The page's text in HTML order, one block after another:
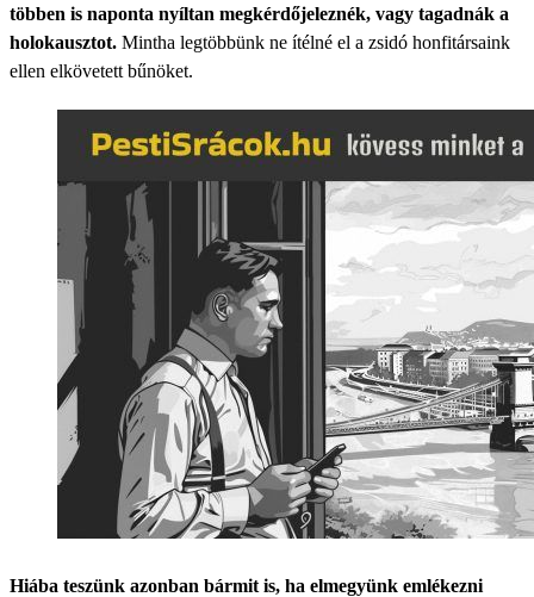
többen is naponta nyíltan megkérdőjeleznék, vagy tagadnák a
holokausztot. Mintha legtöbbünk ne ítélné el a zsidó honfitársaink
ellen elkövetett bűnöket.
Hiába teszünk azonban bármit is, ha elmegyünk emlékezni